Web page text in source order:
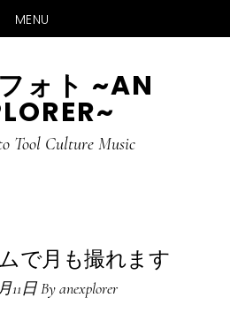
MENU
ォト ~AN
Tool Culture Music
で月も撮れます
11日Byanexplorer